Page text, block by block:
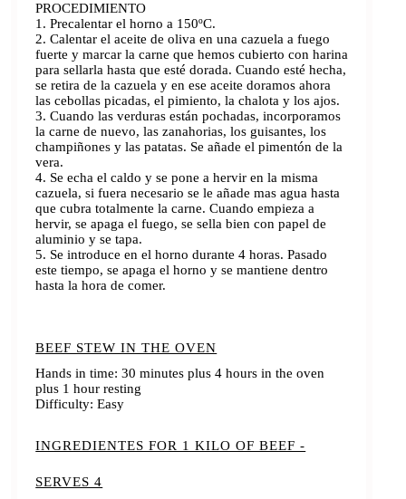
PROCEDIMIENTO
1. Precalentar el horno a 150ºC.
2. Calentar el aceite de oliva en una cazuela a fuego
fuerte y marcar la carne que hemos cubierto con harina
para sellarla hasta que esté dorada. Cuando esté hecha,
se retira de la cazuela y en ese aceite doramos ahora
las cebollas picadas, el pimiento, la chalota y los ajos.
3. Cuando las verduras están pochadas, incorporamos
la carne de nuevo, las zanahorias, los guisantes, los
champiñones y las patatas. Se añade el pimentón de la
vera.
4. Se echa el caldo y se pone a hervir en la misma
cazuela, si fuera necesario se le añade mas agua hasta
que cubra totalmente la carne. Cuando empieza a
hervir, se apaga el fuego, se sella bien con papel de
aluminio y se tapa.
5. Se introduce en el horno durante 4 horas. Pasado
este tiempo, se apaga el horno y se mantiene dentro
hasta la hora de comer.
BEEF STEW IN THE OVEN
Hands in time: 30 minutes plus 4 hours in the oven
plus 1 hour resting
Difficulty: Easy
INGREDIENTES FOR 1 KILO OF BEEF -
SERVES 4